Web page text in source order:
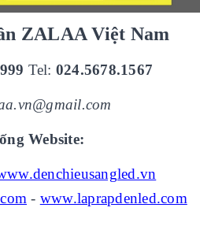
ZALAA Việt Nam
Tel: 024.5678.1567
Website:
- www.laprapdenled.com